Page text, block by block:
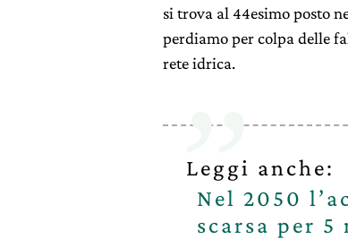
si trova al 44esimo posto
perdiamo per colpa delle
rete idrica.
Leggi anche:
Nel 2050
scarsa per